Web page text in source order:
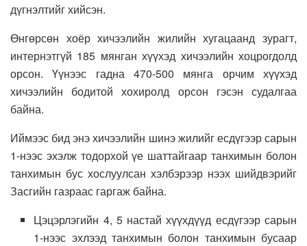
дүгнэлтийг хийсэн.
Өнгөрсөн хоёр хичээлийн жилийн хугацаанд зурагт,
интернэтгүй 185 мянган хүүхэд хичээлийн хоцрогдолд
орсон. Үүнээс гадна 470-500 мянга орчим хүүхэд
хичээлийн бодитой хохиролд орсон гэсэн судалгаа
байна.
Иймээс бид энэ хичээлийн шинэ жилийг есдүгээр сарын
1-нээс эхэлж тодорхой үе шаттайгаар танхимын болон
танхимын бус хослуулсан хэлбэрээр нээх шийдвэрийг
Засгийн газраас гаргаж байна.
Цэцэрлэгийн 4, 5 настай хүүхдүүд есдүгээр сарын
1-нээс эхлээд танхимын болон танхимын бусаар